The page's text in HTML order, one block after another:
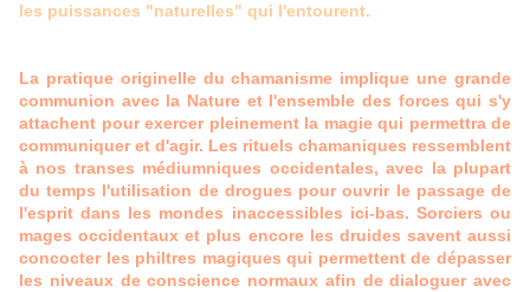
les puissances "naturelles" qui l'entourent.
La pratique originelle du chamanisme implique une grande
communion avec la Nature et l'ensemble des forces qui s'y
attachent pour exercer pleinement la magie qui permettra de
communiquer et d'agir. Les rituels chamaniques ressemblent
à nos transes médiumniques occidentales, avec la plupart
du temps l'utilisation de drogues pour ouvrir le passage de
l'esprit dans les mondes inaccessibles ici-bas. Sorciers ou
mages occidentaux et plus encore les druides savent aussi
concocter les philtres magiques qui permettent de dépasser
les niveaux de conscience normaux afin de dialoguer avec